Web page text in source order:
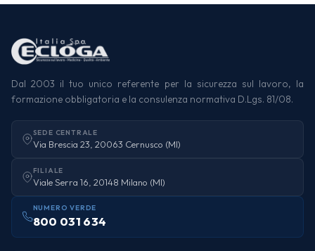
Dal 2003 il tuo unico referente per la sicurezza sul lavoro, la
formazione obbligatoria e la consulenza normativa D.Lgs. 81/08.
SEDE CENTRALE
Via Brescia 23, 20063 Cernusco (MI)
FILIALE
Viale Serra 16, 20148 Milano (MI)
NUMERO VERDE
800 031 634